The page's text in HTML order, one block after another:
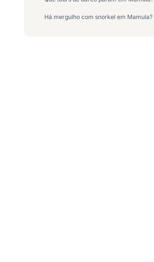
Há mergulho com snorkel em Mamula?